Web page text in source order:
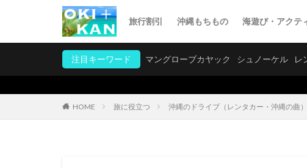
旅行割引 沖縄もちもの 海遊び・アクテ
注目キーワード マングローブカヤック シュノーケル レ
HOME 旅に役立つ 沖縄のドライブ（レンタカー・沖縄の曲）